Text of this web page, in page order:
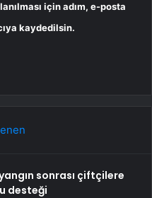
için adım, e-posta
kaydedilsin.
sonrası çiftçilere
desteği